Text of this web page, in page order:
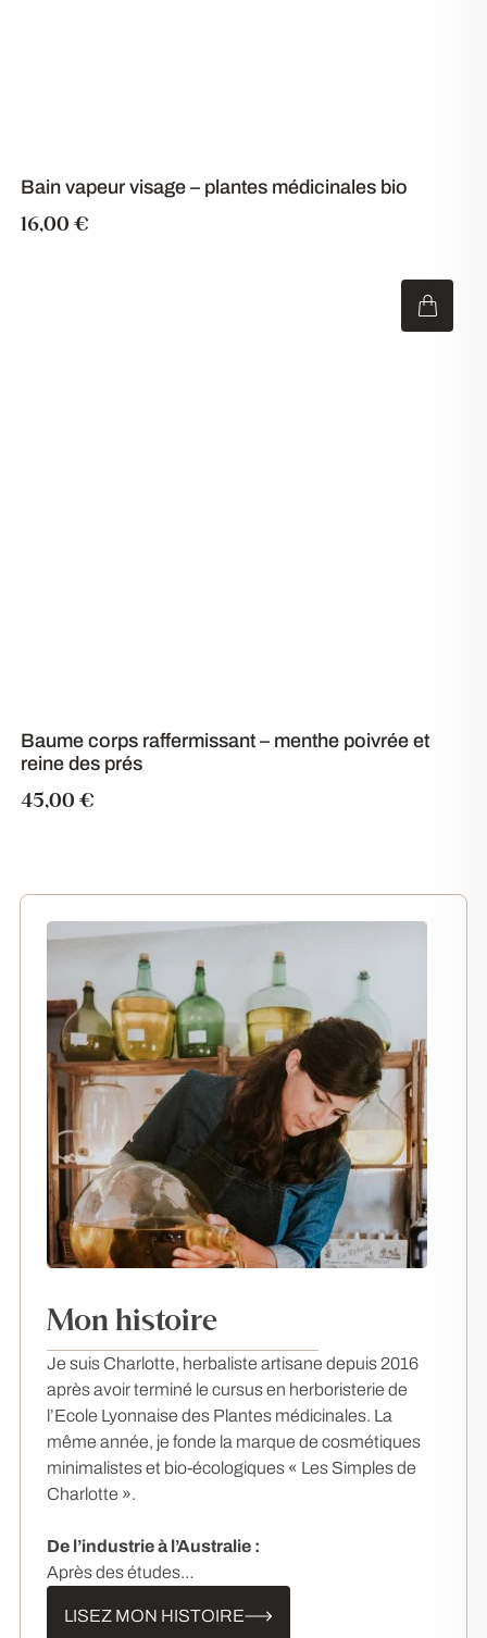
Bain vapeur visage – plantes médicinales bio
16,00 €
Baume corps raffermissant – menthe poivrée et
reine des prés
45,00 €
Mon histoire
Je suis Charlotte, herbaliste artisane depuis 2016
après avoir terminé le cursus en herboristerie de
l’Ecole Lyonnaise des Plantes médicinales. La
même année, je fonde la marque de cosmétiques
minimalistes et bio-écologiques « Les Simples de
Charlotte ».
De l’industrie à l’Australie :
Après des études…
LISEZ MON HISTOIRE